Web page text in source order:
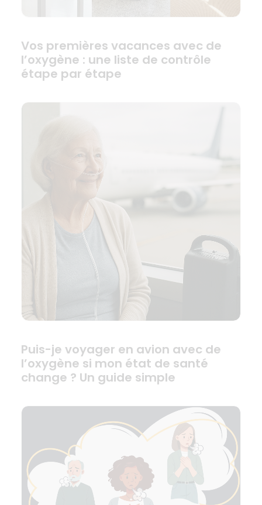
Vos premières vacances avec de
l’oxygène : une liste de contrôle
étape par étape
Puis-je voyager en avion avec de
l’oxygène si mon état de santé
change ? Un guide simple